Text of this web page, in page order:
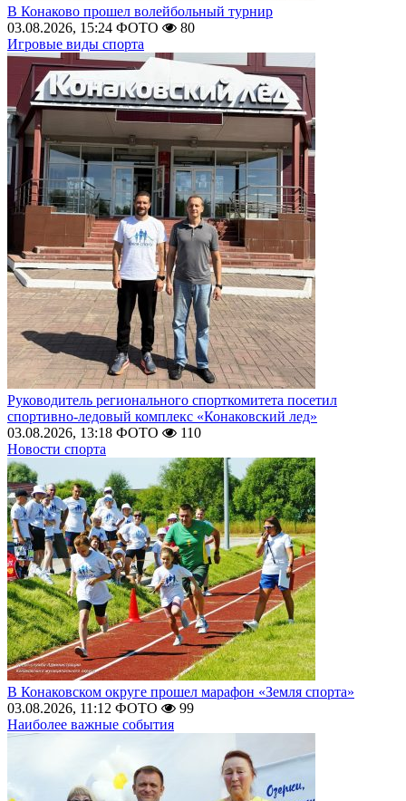
В Конаково прошел волейбольный турнир
03.08.2026, 15:24 ФОТО
80
Игровые виды спорта
Руководитель регионального спорткомитета посетил
спортивно-ледовый комплекс «Конаковский лед»
03.08.2026, 13:18 ФОТО
110
Новости спорта
В Конаковском округе прошел марафон «Земля спорта»
03.08.2026, 11:12 ФОТО
99
Наиболее важные события